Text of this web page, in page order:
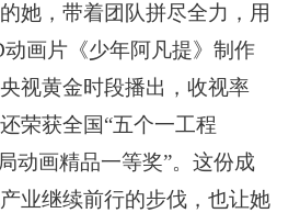
，带着团队拼尽全力，用
画片《少年阿凡提》制作
视黄金时段播出，收视率
荣获全国“五个一工程
动画精品一等奖”。这份成
业继续前行的步伐，也让她